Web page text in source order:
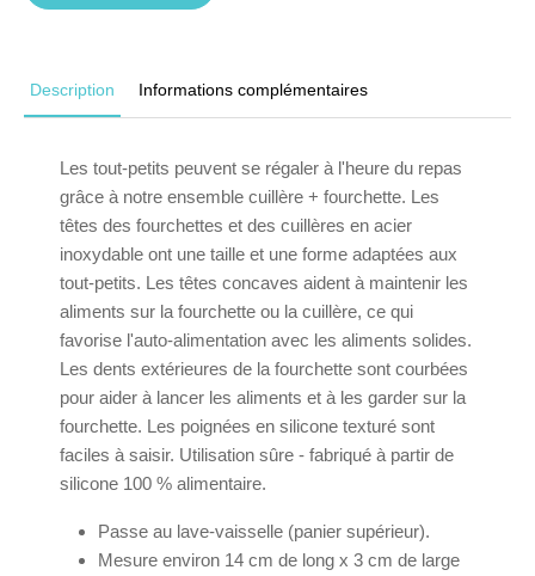
Description Informations complémentaires
Les tout-petits peuvent se régaler à l'heure du repas
grâce à notre ensemble cuillère + fourchette. Les
têtes des fourchettes et des cuillères en acier
inoxydable ont une taille et une forme adaptées aux
tout-petits. Les têtes concaves aident à maintenir les
aliments sur la fourchette ou la cuillère, ce qui
favorise l'auto-alimentation avec les aliments solides.
Les dents extérieures de la fourchette sont courbées
pour aider à lancer les aliments et à les garder sur la
fourchette. Les poignées en silicone texturé sont
faciles à saisir. Utilisation sûre - fabriqué à partir de
silicone 100 % alimentaire.
Passe au lave-vaisselle (panier supérieur).
Mesure environ 14 cm de long x 3 cm de large